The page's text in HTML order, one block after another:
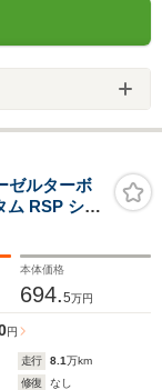
ゼルターボ
RSP シー
マンカード
車
本体価格
694.5万円
円
走行 8.1万km
修復
なし